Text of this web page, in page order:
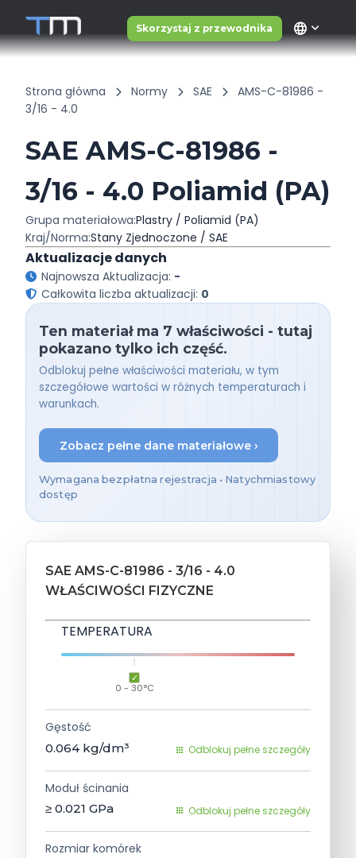
Skorzystaj z przewodnika language
Strona główna Normy SAE
AMS-C-81986 -
3/16 - 4.0
SAE AMS-C-81986 -
3/16 - 4.0 Poliamid (PA)
Grupa materiałowa:Plastry / Poliamid (PA)
Kraj/Norma:Stany Zjednoczone / SAE
Aktualizacje danych
Najnowsza Aktualizacja: -
Całkowita liczba aktualizacji: 0
Ten materiał ma 7 właściwości - tutaj
pokazano tylko ich część.
Odblokuj pełne właściwości materiału, w tym
szczegółowe wartości w różnych temperaturach i
warunkach.
Zobacz pełne dane materiałowe ›
Wymagana bezpłatna rejestracja • Natychmiastowy
dostęp
SAE AMS-C-81986 - 3/16 - 4.0
WŁAŚCIWOŚCI FIZYCZNE
TEMPERATURA
0 - 30°C
Gęstość
0.064 kg/dm³ Odblokuj pełne szczegóły
Moduł ścinania
≥ 0.021 GPa Odblokuj pełne szczegóły
Rozmiar komórek